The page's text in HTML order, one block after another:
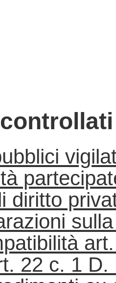
diritto
art.
22 c. 1 D.